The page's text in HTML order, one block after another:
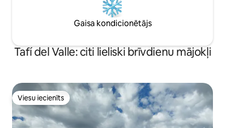
Gaisa kondicionētājs
Tafí del Valle: citi lieliski brīvdienu mājokļi
Viesu iecienīts
Viesu iecienīts